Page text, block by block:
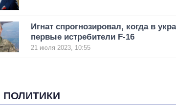
Игнат спрогнозировал, когда в
первые истребители F-16
21 июля 2023, 10:55
ПОЛИТИКИ